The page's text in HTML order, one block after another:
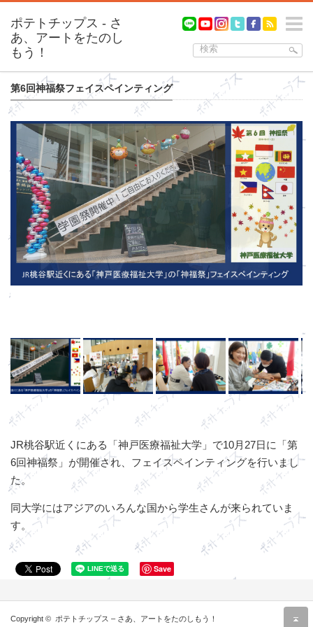
第6回神福祭フェイスペインティング
JR桃谷駅近くにある「神戸医療福祉大学」で10月27日に「第
6回神福祭」が開催され、フェイスペインティングを行いまし
た。
同大学にはアジアのいろんな国から学生さんが来られていま
す。
Save
Copyright © ポテトチップス – さあ、アートをたのしもう！